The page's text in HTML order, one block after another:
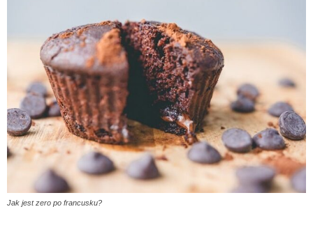
Jak jest zero po francusku?